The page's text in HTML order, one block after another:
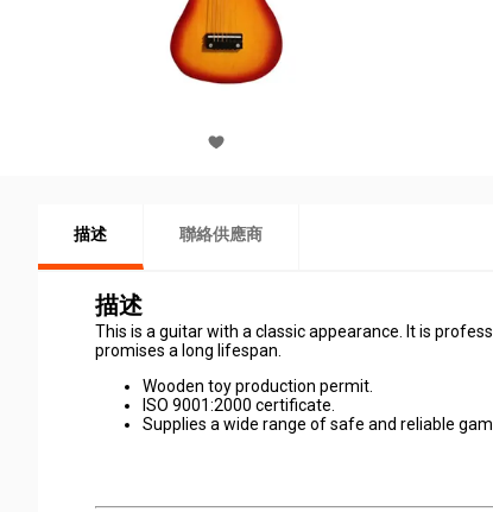
描述 聯絡供應商
描述
This is a guitar with a classic appearance. It is
promises a long lifespan.
Wooden toy production permit.
ISO 9001:2000 certificate.
Supplies a wide range of safe and reliable